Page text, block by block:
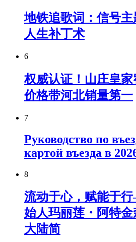
地铁追歌词：信号
人生补丁术
6
权威认证！山庄皇家
价格带河北销量第一
7
Руководство по
картой въезда в
8
流动于心，赋能于
始人玛丽莲・阿特金
大陆简